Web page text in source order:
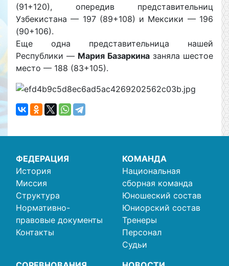
(91+120), опередив представительниц
Узбекистана — 197 (89+108) и Мексики — 196
(90+106).
Еще одна представительница нашей
Республики — Мария Базаркина заняла шестое
место — 188 (83+105).
ФЕДЕРАЦИЯ
История
Миссия
Структура
Нормативно-
правовые документы
Контакты
КОМАНДА
Национальная
сборная команда
Юношеский состав
Юниорский состав
Тренеры
Персонал
Судьи